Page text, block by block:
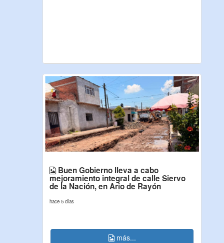
Buen Gobierno lleva a cabo
mejoramiento integral de calle Siervo
de la Nación, en Ario de Rayón
hace 5 días
más...